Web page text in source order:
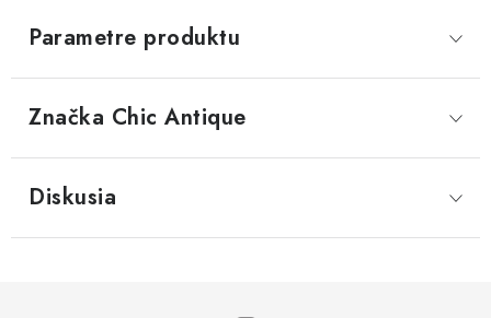
Parametre produktu
Značka Chic Antique
Diskusia